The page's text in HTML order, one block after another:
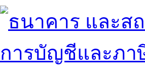
การบัญชีและภา